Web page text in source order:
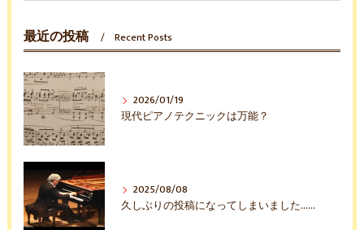
最近の投稿 Recent Posts
2026/01/19
現代ピアノテクニックは万能？
2025/08/08
久しぶりの投稿になってしまいました……